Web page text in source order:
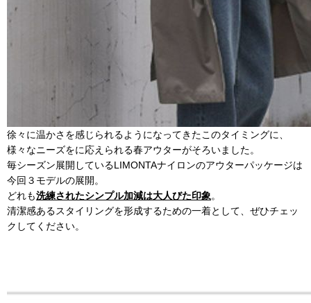
徐々に温かさを感じられるようになってきたこのタイミングに、
様々なニーズをに応えられる春アウターがそろいました。
毎シーズン展開しているLIMONTAナイロンのアウターパッケージは
今回３モデルの展開。
どれも洗練されたシンプル加減は大人びた印象。
清潔感あるスタイリングを形成するための一着として、ぜひチェッ
クしてください。